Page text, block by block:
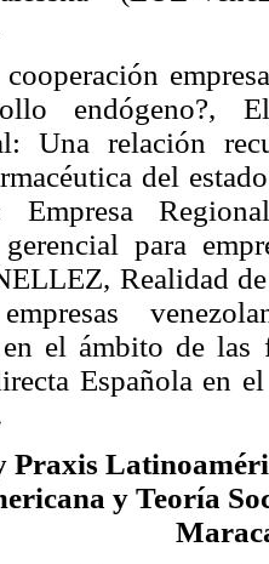
endógeno?,
Una relación
del
Empresa
para
Realidad
en el ámbito de las
Española en
Praxis
y Teoría